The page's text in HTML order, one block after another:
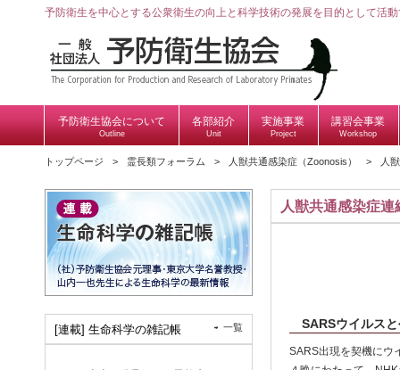
予防衛生を中心とする公衆衛生の向上と科学技術の発展を目的として活
予防衛生協会について
Outline
各部紹介
Unit
実施事業
Project
講習会事業
Workshop
トップページ 霊長類フォーラム 人獣共通感染症（Zoonosis） 人
人獣共通感染症
SARSウイルスと
SARS出現を契機にウ
[連載] 生命科学の雑記帳 一覧